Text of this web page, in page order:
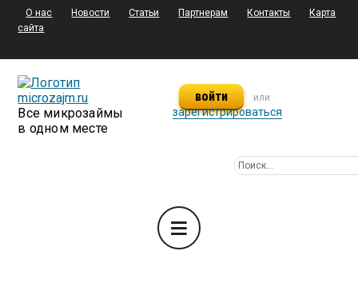
О нас Новости Статьи Партнерам Контакты
Карта
сайта
Все микрозаймы
в одном месте
войти или
зарегистрироваться